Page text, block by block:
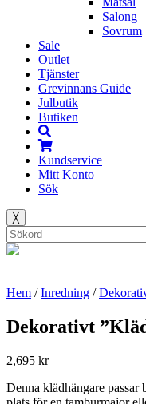
Salong
Sovrum
Sale
Outlet
Tjänster
Grevinnans Guide
Julbutik
Butiken
Kundservice
Mitt Konto
Sök
╳
Hem /Inredning /
Dekorativt
2,695 kr
Denna klädhängare